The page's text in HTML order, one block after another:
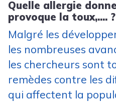
Quelle allergie
provoque la toux,.... ?
Malgré les
les nombreuses
les chercheurs sont
remèdes contre les
qui affectent la